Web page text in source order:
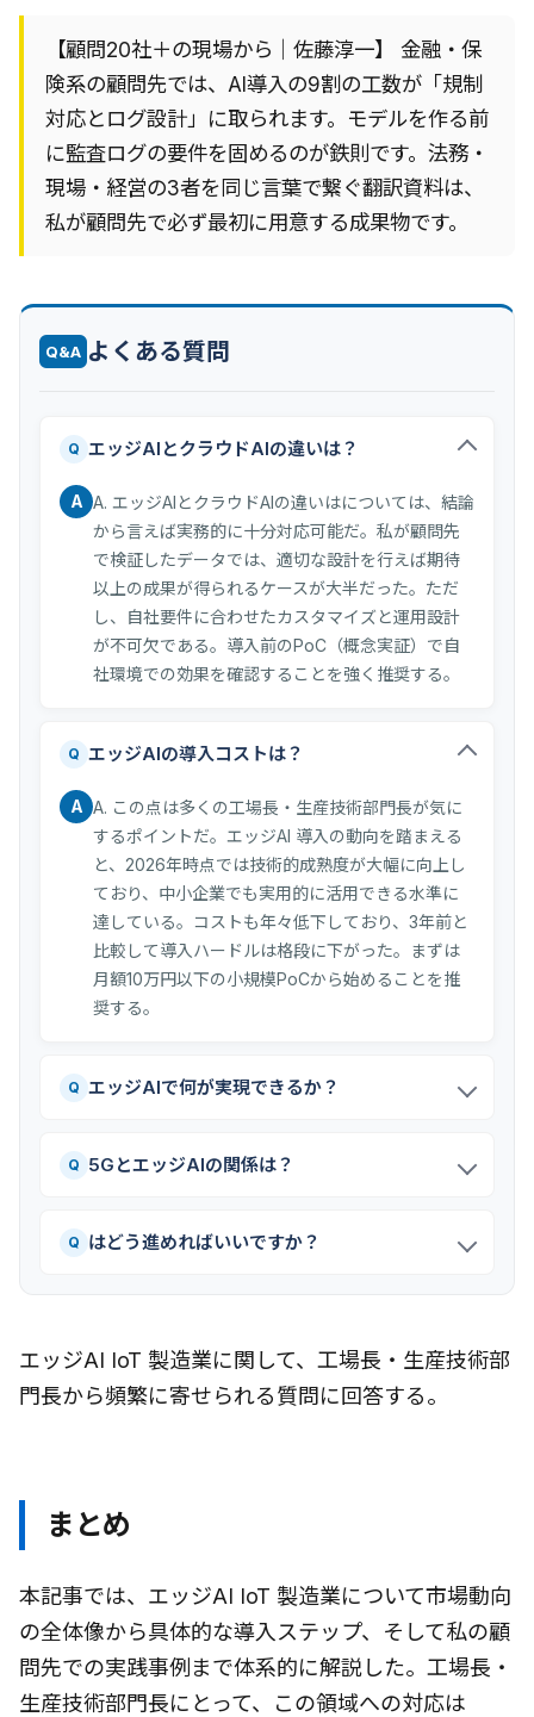
【顧問20社＋の現場から｜佐藤淳一】 金融・保
険系の顧問先では、AI導入の9割の工数が「規制
対応とログ設計」に取られます。モデルを作る前
に監査ログの要件を固めるのが鉄則です。法務・
現場・経営の3者を同じ言葉で繋ぐ翻訳資料は、
私が顧問先で必ず最初に用意する成果物です。
Q&A よくある質問
Q エッジAIとクラウドAIの違いは？
A A. エッジAIとクラウドAIの違いはについては、結論
から言えば実務的に十分対応可能だ。私が顧問先
で検証したデータでは、適切な設計を行えば期待
以上の成果が得られるケースが大半だった。ただ
し、自社要件に合わせたカスタマイズと運用設計
が不可欠である。導入前のPoC（概念実証）で自
社環境での効果を確認することを強く推奨する。
Q エッジAIの導入コストは？
A A. この点は多くの工場長・生産技術部門長が気に
するポイントだ。エッジAI 導入の動向を踏まえる
と、2026年時点では技術的成熟度が大幅に向上し
ており、中小企業でも実用的に活用できる水準に
達している。コストも年々低下しており、3年前と
比較して導入ハードルは格段に下がった。まずは
月額10万円以下の小規模PoCから始めることを推
奨する。
Q エッジAIで何が実現できるか？
Q 5GとエッジAIの関係は？
Q はどう進めればいいですか？
エッジAI IoT 製造業に関して、工場長・生産技術部
門長から頻繁に寄せられる質問に回答する。
まとめ
本記事では、エッジAI IoT 製造業について市場動向
の全体像から具体的な導入ステップ、そして私の顧
問先での実践事例まで体系的に解説した。工場長・
生産技術部門長にとって、この領域への対応は